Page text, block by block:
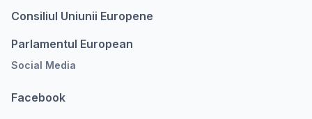
Consiliul Uniunii Europene
Parlamentul European
Social Media
Facebook